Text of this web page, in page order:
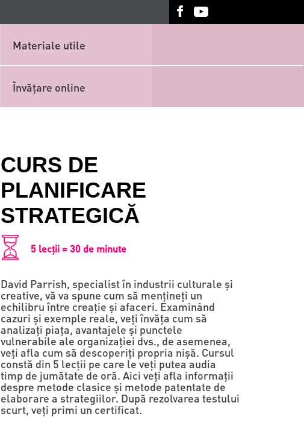
Materiale utile
Învățare online
CURS DE
PLANIFICARE
STRATEGICĂ
5 lecții = 30 de minute
David Parrish, specialist în industrii culturale și
creative, vă va spune cum să mențineți un
echilibru între creație și afaceri. Examinând
cazuri și exemple reale, veți învăța cum să
analizați piața, avantajele și punctele
vulnerabile ale organizației dvs., de asemenea,
veți afla cum să descoperiți propria nișă. Cursul
constă din 5 lecții pe care le veți putea audia
timp de jumătate de oră. Aici veți afla informații
despre metode clasice și metode patentate de
elaborare a strategiilor. După rezolvarea testului
scurt, veți primi un certificat.